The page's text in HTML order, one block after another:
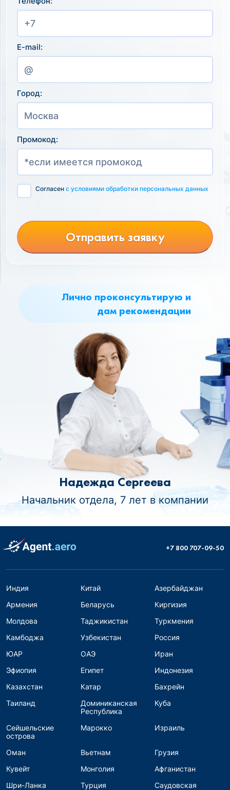
Лично проконсультирую и
дам рекомендации
Надежда Сергеева
Начальник отдела, 7 лет в компании
E-mail:
Город:
Промокод:
Согласен с условиями обработки персональных данных
Отправить заявку
+7 800 707-09-50
Индия Китай
Азербайджан
Армения
Беларусь
Киргизия
Молдова
Таджикистан
Туркмения
Камбоджа
Узбекистан
Россия
ЮАР
ОАЭ
Иран
Эфиопия
Египет
Индонезия
Казахстан
Катар
Бахрейн
Таиланд
Доминиканская
Республика
Куба
Сейшельские
острова
Марокко Израиль
Оман Вьетнам
Грузия
Кувейт
Монголия
Афганистан
Шри-Ланка
Турция
Саудовская